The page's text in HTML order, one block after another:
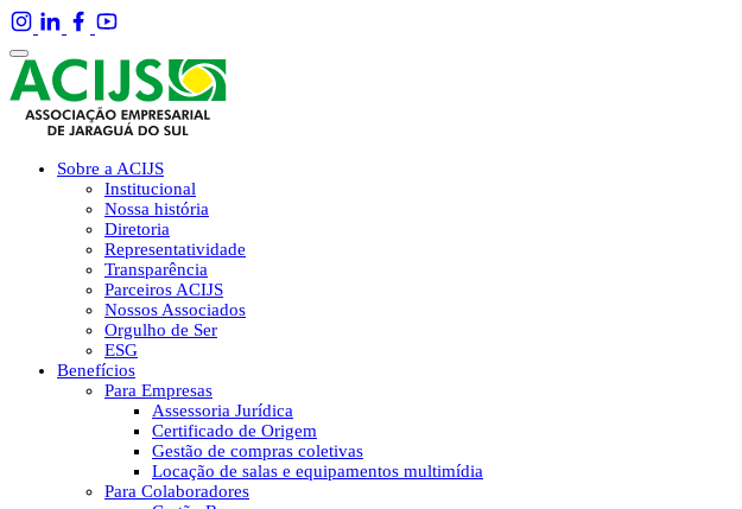
Sobre a ACIJS
Institucional
Nossa história
Diretoria
Representatividade
Transparência
Parceiros ACIJS
Nossos Associados
Orgulho de Ser
ESG
Benefícios
Para Empresas
Assessoria Jurídica
Certificado de Origem
Gestão de compras coletivas
Locação de salas e equipamentos multimídia
Para Colaboradores